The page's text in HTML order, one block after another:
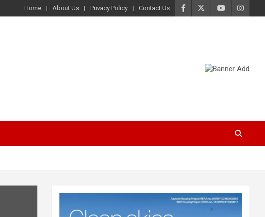
Home About Us Privacy Policy Contact Us